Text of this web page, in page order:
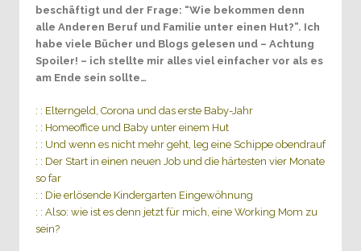
beschäftigt und der Frage: “Wie bekommen denn
alle Anderen Beruf und Familie unter einen Hut?”. Ich
habe viele Bücher und Blogs gelesen und – Achtung
Spoiler! – ich stellte mir alles viel einfacher vor als es
am Ende sein sollte…
: : Elterngeld, Corona und das erste Baby-Jahr
: : Homeoffice und Baby unter einem Hut
: : Und wenn es nicht mehr geht, leg eine Schippe obendrauf
: : Der Start in einen neuen Job und die härtesten vier Monate
so far
: : Die erlösende Kindergarten Eingewöhnung
: : Also: wie ist es denn jetzt für mich, eine Working Mom zu
sein?